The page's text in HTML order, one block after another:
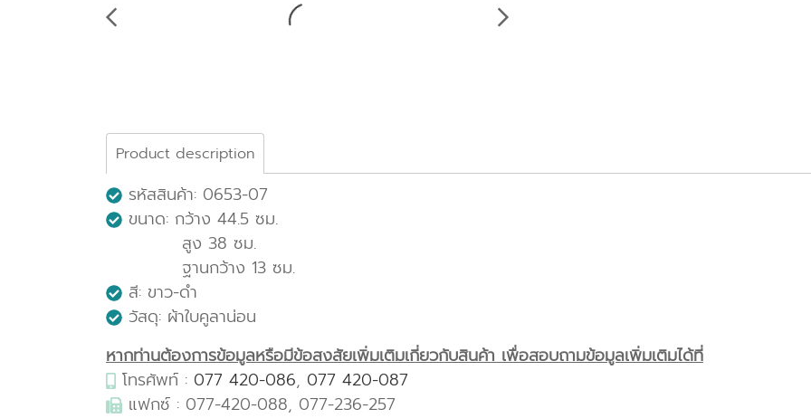
Product description
รหัสสินค้า: 0653-07
ขนาด: กว้าง 44.5 ซม.
สูง 38 ซม.
ฐานกว้าง 13 ซม.
สี: ขาว-ดำ
วัสดุ: ผ้าใบคูลาน่อน
หากท่านต้องการข้อมูลหรือมีข้อสงสัยเพิ่มเติมเกี่ยวกับสินค้า เพื่อสอบถามข้อมูลเพิ่มเติมได้ที่
โทรศัพท์ : 077 420-086, 077 420-087
แฟกซ์ : 077-420-088, 077-236-257